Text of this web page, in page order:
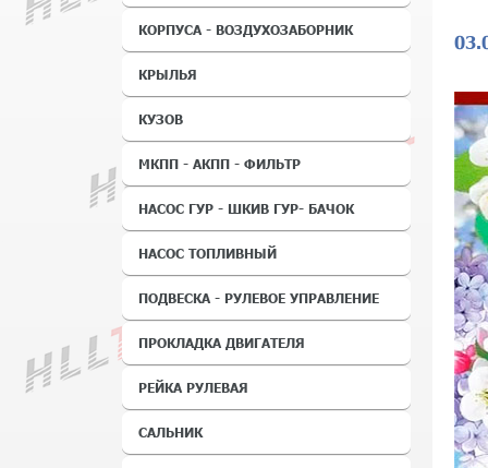
КОРПУСА - ВОЗДУХОЗАБОРНИК
КРЫЛЬЯ
КУЗОВ
МКПП - АКПП - ФИЛЬТР
НАСОС ГУР - ШКИВ ГУР- БАЧОК
НАСОС ТОПЛИВНЫЙ
ПОДВЕСКА - РУЛЕВОЕ УПРАВЛЕНИЕ
ПРОКЛАДКА ДВИГАТЕЛЯ
РЕЙКА РУЛЕВАЯ
САЛЬНИК